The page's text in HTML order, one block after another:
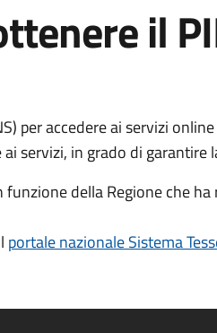
il
per accedere ai servizi
servizi, in grado di
della Regione che ha
portale nazionale Sistema